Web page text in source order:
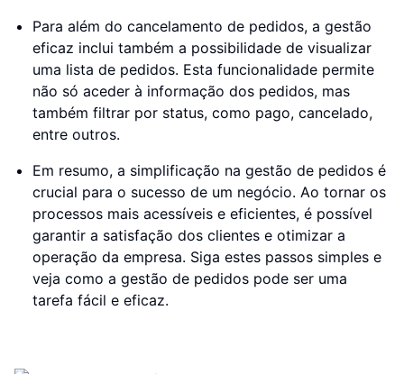
Para além do cancelamento de pedidos, a gestão
eficaz inclui também a possibilidade de visualizar
uma lista de pedidos. Esta funcionalidade permite
não só aceder à informação dos pedidos, mas
também filtrar por status, como pago, cancelado,
entre outros.
Em resumo, a simplificação na gestão de pedidos é
crucial para o sucesso de um negócio. Ao tornar os
processos mais acessíveis e eficientes, é possível
garantir a satisfação dos clientes e otimizar a
operação da empresa. Siga estes passos simples e
veja como a gestão de pedidos pode ser uma
tarefa fácil e eficaz.